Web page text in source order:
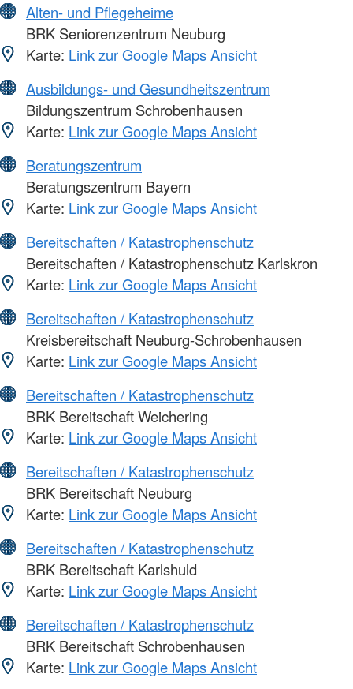
Alten- und Pflegeheime
BRK Seniorenzentrum Neuburg
Karte: Link zur Google Maps Ansicht
Ausbildungs- und Gesundheitszentrum
Bildungszentrum Schrobenhausen
Karte: Link zur Google Maps Ansicht
Beratungszentrum
Beratungszentrum Bayern
Karte: Link zur Google Maps Ansicht
Bereitschaften / Katastrophenschutz
Bereitschaften / Katastrophenschutz Karlskron
Karte: Link zur Google Maps Ansicht
Bereitschaften / Katastrophenschutz
Kreisbereitschaft Neuburg-Schrobenhausen
Karte: Link zur Google Maps Ansicht
Bereitschaften / Katastrophenschutz
BRK Bereitschaft Weichering
Karte: Link zur Google Maps Ansicht
Bereitschaften / Katastrophenschutz
BRK Bereitschaft Neuburg
Karte: Link zur Google Maps Ansicht
Bereitschaften / Katastrophenschutz
BRK Bereitschaft Karlshuld
Karte: Link zur Google Maps Ansicht
Bereitschaften / Katastrophenschutz
BRK Bereitschaft Schrobenhausen
Karte: Link zur Google Maps Ansicht